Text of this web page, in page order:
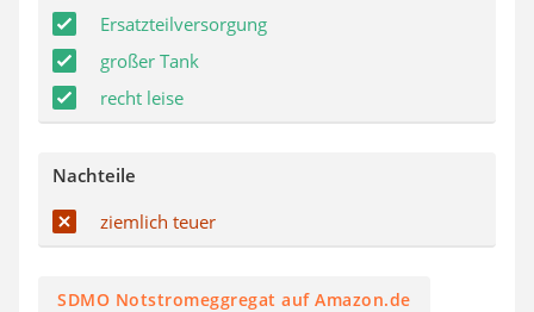
Ersatzteilversorgung
großer Tank
recht leise
Nachteile
ziemlich teuer
SDMO Notstromeggregat auf Amazon.de